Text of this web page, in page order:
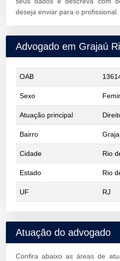
deseja enviar para o profissional.
Advogado em Grajaú
OAB
Sexo
Atuação principal
Bairro
Cidade Rio
Estado Rio
UF RJ
Atuação do advogado
Confira abaixo as áreas de